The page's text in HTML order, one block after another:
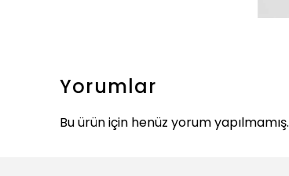
Yorumlar
Bu ürün için henüz yorum yapılmamış.